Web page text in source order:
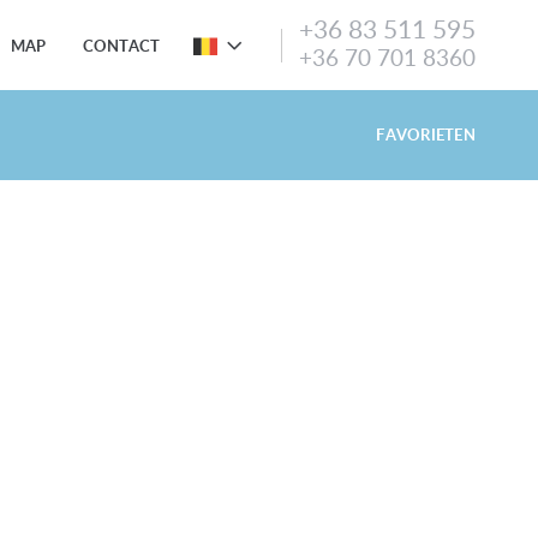
MAP CONTACT +36 83 511 595
+36 70 701 8360
FAVORIETEN